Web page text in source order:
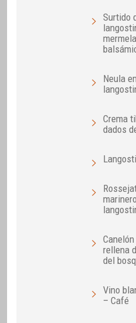
Surtido
Neula
Crema
dados
rellena
del
Vino
– Café